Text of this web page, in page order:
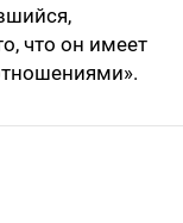
что он имеет